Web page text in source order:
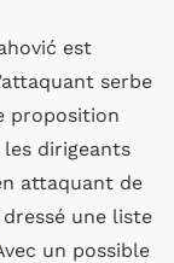
est
serbe
proposition
dirigeants
attaquant de
une liste
un possible